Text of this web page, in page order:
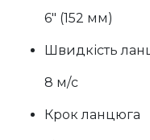
6" (152 мм)
Швидкість
8 м/с
Крок ланцюга